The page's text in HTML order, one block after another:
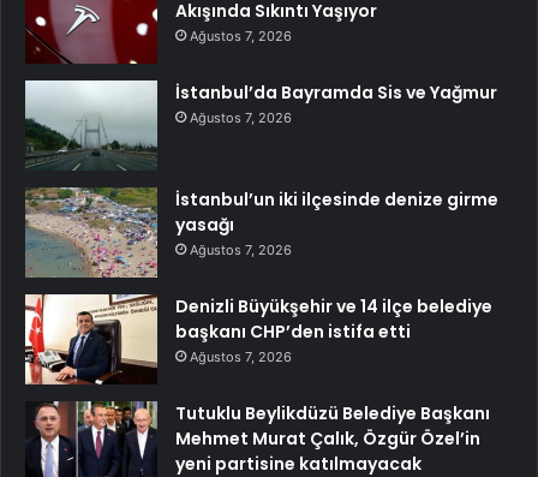
Akışında Sıkıntı Yaşıyor
Ağustos 7, 2026
İstanbul’da Bayramda Sis ve Yağmur
Ağustos 7, 2026
İstanbul’un iki ilçesinde denize girme
yasağı
Ağustos 7, 2026
Denizli Büyükşehir ve 14 ilçe belediye
başkanı CHP’den istifa etti
Ağustos 7, 2026
Tutuklu Beylikdüzü Belediye Başkanı
Mehmet Murat Çalık, Özgür Özel’in
yeni partisine katılmayacak